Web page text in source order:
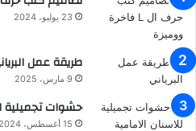
23 يوليو، 2024
طريقة عمل
9 مارس، 2025
حشوات تجميلية
15 أغسطس، 2024